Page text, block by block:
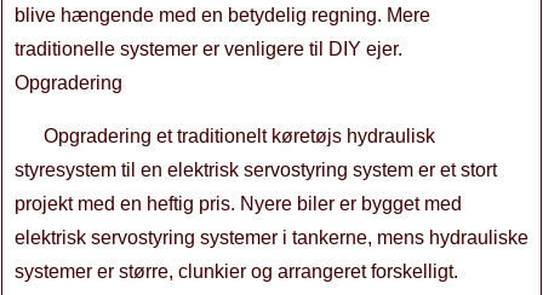
blive hængende med en betydelig regning. Mere
traditionelle systemer er venligere til DIY ejer.
Opgradering
Opgradering et traditionelt køretøjs hydraulisk
styresystem til en elektrisk servostyring system er et stort
projekt med en heftig pris. Nyere biler er bygget med
elektrisk servostyring systemer i tankerne, mens hydrauliske
systemer er større, clunkier og arrangeret forskelligt.